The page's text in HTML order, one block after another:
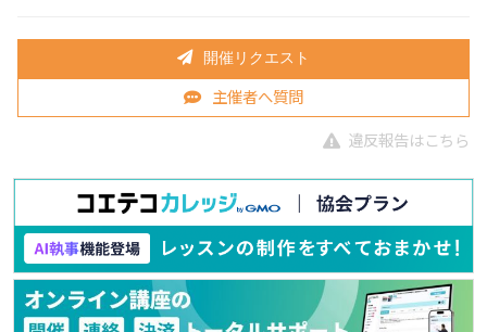
開催リクエスト
主催者へ質問
違反報告はこちら